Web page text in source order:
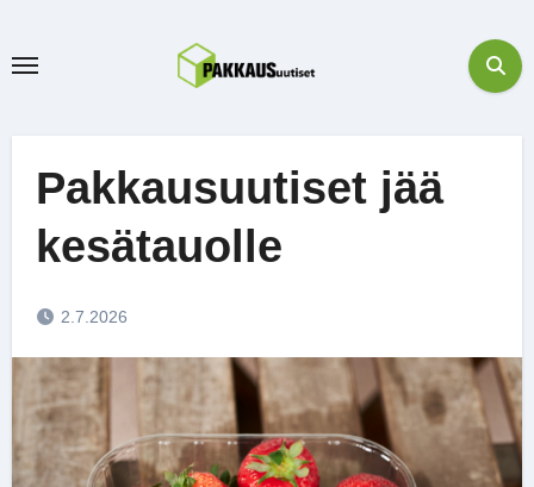
Pakkausuutiset jää
kesätauolle
2.7.2026